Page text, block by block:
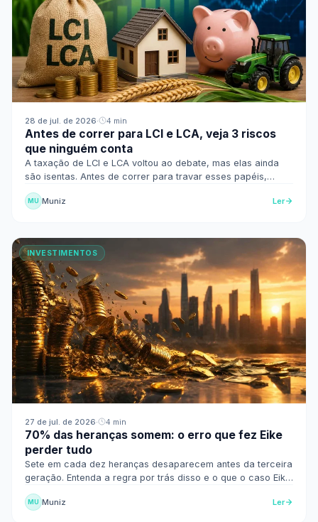
28 de jul. de 2026· 4 min
Antes de correr para LCI e LCA, veja 3 riscos
que ninguém conta
A taxação de LCI e LCA voltou ao debate, mas elas ainda
são isentas. Antes de correr para travar esses papéis,
MU Muniz Ler
INVESTIMENTOS
27 de jul. de 2026· 4 min
70% das heranças somem: o erro que fez Eike
perder tudo
Sete em cada dez heranças desaparecem antes da terceira
geração. Entenda a regra por trás disso e o que o caso Eike
MU Muniz Ler